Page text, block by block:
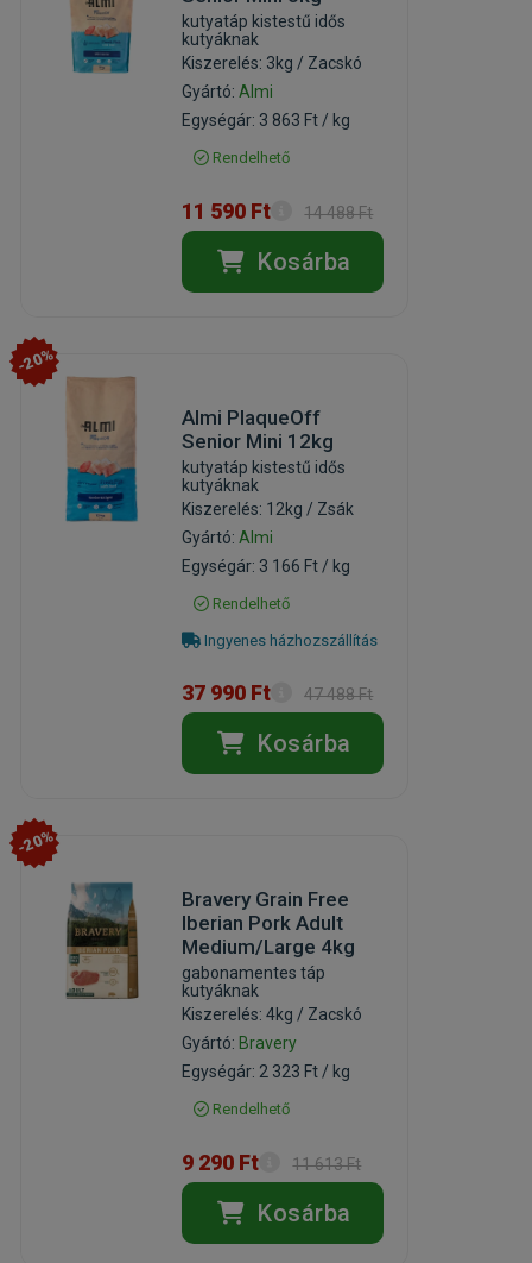
kutyatáp kistestű idős
kutyáknak
Kiszerelés: 3kg / Zacskó
Gyártó: Almi
Egységár: 3 863 Ft / kg
Rendelhető
11 590 Ft 14 488 Ft
Kosárba
-20%
Almi PlaqueOff
Senior Mini 12kg
kutyatáp kistestű idős
kutyáknak
Kiszerelés: 12kg / Zsák
Gyártó: Almi
Egységár: 3 166 Ft / kg
Rendelhető
Ingyenes házhozszállítás
37 990 Ft 47 488 Ft
Kosárba
-20%
Bravery Grain Free
Iberian Pork Adult
Medium/Large 4kg
gabonamentes táp
kutyáknak
Kiszerelés: 4kg / Zacskó
Gyártó: Bravery
Egységár: 2 323 Ft / kg
Rendelhető
9 290 Ft 11 613 Ft
Kosárba